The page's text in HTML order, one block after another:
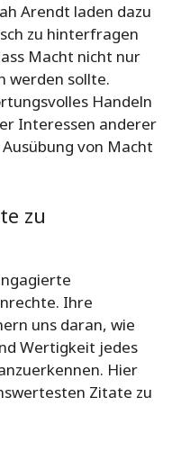
Arendt laden dazu
zu hinterfragen
Macht nicht nur
werden sollte.
Handeln
Interessen anderer
von Macht
zu
Ihre
uns daran, wie
Wertigkeit jedes
Hier
Zitate zu